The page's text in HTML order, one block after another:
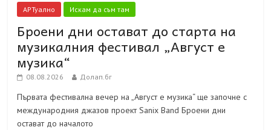
АРТуално Искам да съм там
Броени дни остават до старта на
музикалния фестивал „Август е
музика“
08.08.2026 Долап.бг
Първата фестивална вечер на „Август е музика“ ще започне с
международния джазов проект Sanix Band Броени дни
остават до началото